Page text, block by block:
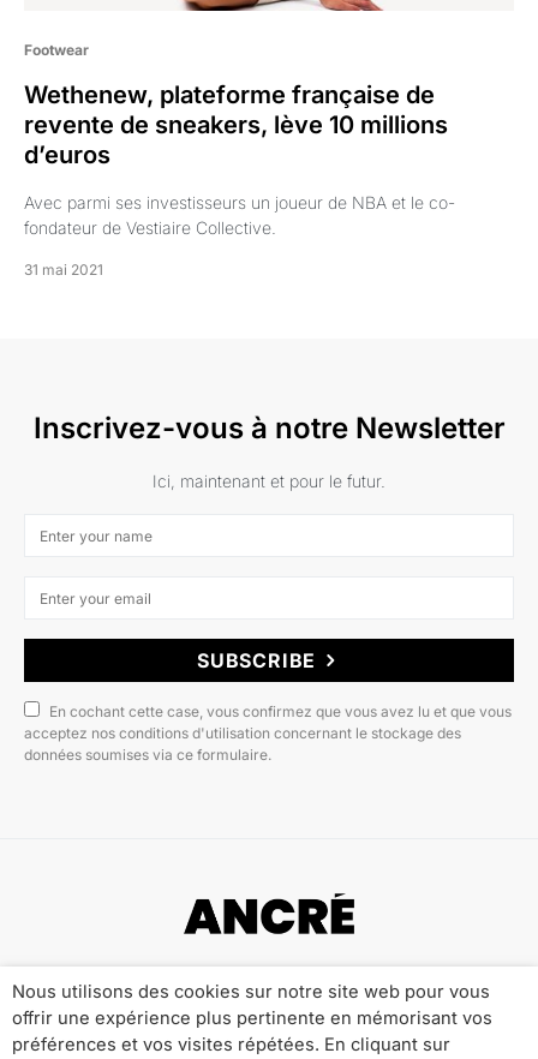
Footwear
Wethenew, plateforme française de
revente de sneakers, lève 10 millions
d’euros
Avec parmi ses investisseurs un joueur de NBA et le co-
fondateur de Vestiaire Collective.
31 mai 2021
Inscrivez-vous à notre Newsletter
Ici, maintenant et pour le futur.
SUBSCRIBE
En cochant cette case, vous confirmez que vous avez lu et que vous
acceptez nos conditions d'utilisation concernant le stockage des
données soumises via ce formulaire.
Qui sommes-nous ? Publicité
Contact
Nous utilisons des cookies sur notre site web pour vous
offrir une expérience plus pertinente en mémorisant vos
préférences et vos visites répétées. En cliquant sur